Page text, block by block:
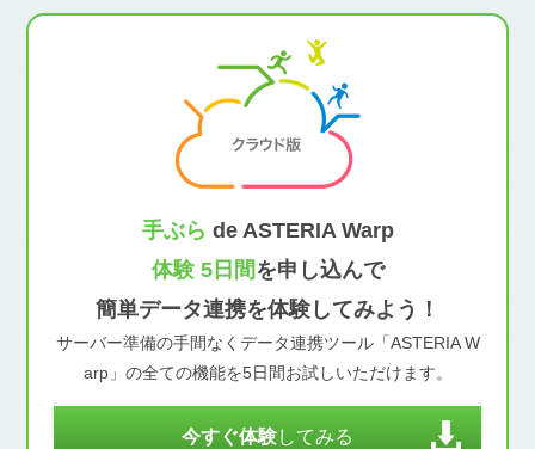
手ぶら de ASTERIA Warp
体験 5日間を申し込んで
簡単データ連携を体験してみよう！
サーバー準備の手間なくデータ連携ツール「ASTERIA W
arp」の全ての機能を5日間お試しいただけます。
今すぐ体験してみる